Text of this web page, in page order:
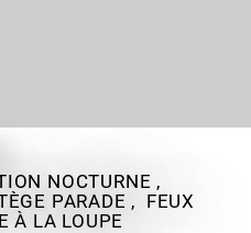
NOCTURNE ,
PARADE , FEUX
À LA LOUPE